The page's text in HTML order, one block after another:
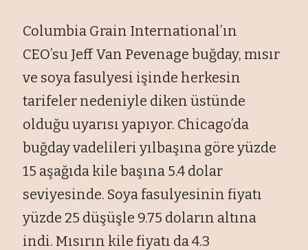
Columbia Grain International’ın
CEO’su Jeff Van Pevenage buğday, mısır
ve soya fasulyesi işinde herkesin
tarifeler nedeniyle diken üstünde
olduğu uyarısı yapıyor. Chicago’da
buğday vadelileri yılbaşına göre yüzde
15 aşağıda kile başına 5.4 dolar
seviyesinde. Soya fasulyesinin fiyatı
yüzde 25 düşüşle 9.75 doların altına
indi. Mısırın kile fiyatı da 4.3